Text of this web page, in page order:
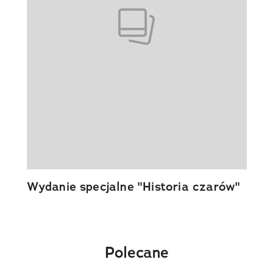
Wydanie specjalne "Historia czarów"
Polecane